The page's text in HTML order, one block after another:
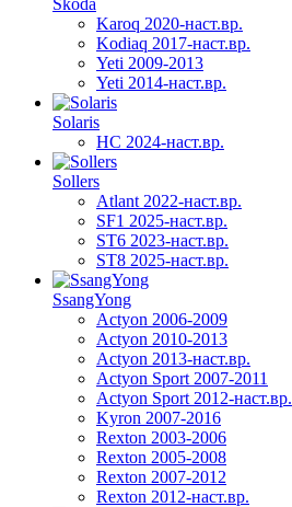
Karoq 2020-наст.вр.
Kodiaq 2017-наст.вр.
Yeti 2009-2013
Yeti 2014-наст.вр.
Solaris
HC 2024-наст.вр.
Sollers
Atlant 2022-наст.вр.
SF1 2025-наст.вр.
ST6 2023-наст.вр.
ST8 2025-наст.вр.
SsangYong
Actyon 2006-2009
Actyon 2010-2013
Actyon 2013-наст.вр.
Actyon Sport 2007-2011
Actyon Sport 2012-наст.вр.
Kyron 2007-2016
Rexton 2003-2006
Rexton 2005-2008
Rexton 2007-2012
Rexton 2012-наст.вр.